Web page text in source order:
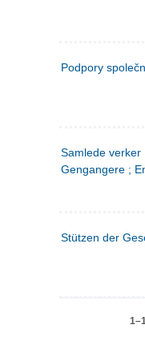
Podpory
Samlede verker
Gengangere ;
Stützen der